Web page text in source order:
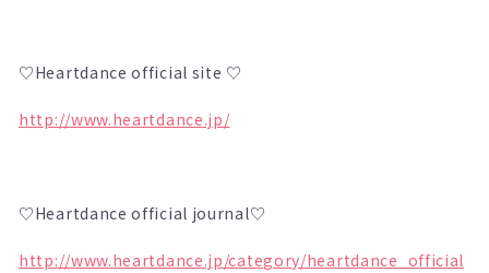
♡Heartdance official site ♡
http://www.heartdance.jp/
♡Heartdance official journal♡
http://www.heartdance.jp/category/heartdance_official